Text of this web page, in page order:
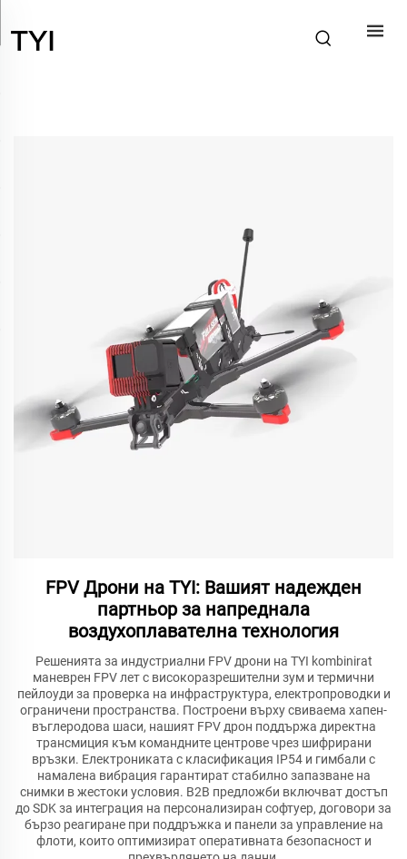
FPV Дрони на TYI: Вашият надежден
партньор за напреднала
воздухоплавателна технология
Решенията за индустриални FPV дрони на TYI kombinirat
маневрен FPV лет с високоразрешителни зум и термични
пейлоуди за проверка на инфраструктура, електропроводки и
ограничени пространства. Построени върху свиваема хапен-
въглеродова шаси, нашият FPV дрон поддържа директна
трансмиция към командните центрове чрез шифрирани
връзки. Електрониката с класификация IP54 и гимбали с
намалена вибрация гарантират стабилно запазване на
снимки в жестоки условия. B2B предложби включват достъп
до SDK за интеграция на персонализиран софтуер, договори за
бързо реагиране при поддръжка и панели за управление на
флоти, които оптимизират оперативната безопасност и